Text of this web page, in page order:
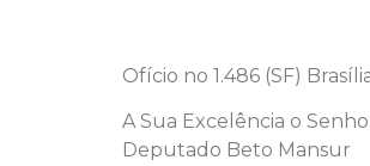
Ofício no 1.486 (SF)
A Sua Excelência o
Deputado Beto Mansur